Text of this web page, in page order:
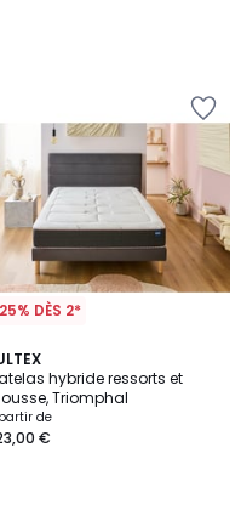
DÈS 2*
hybride ressorts et
Triomphal
de
€